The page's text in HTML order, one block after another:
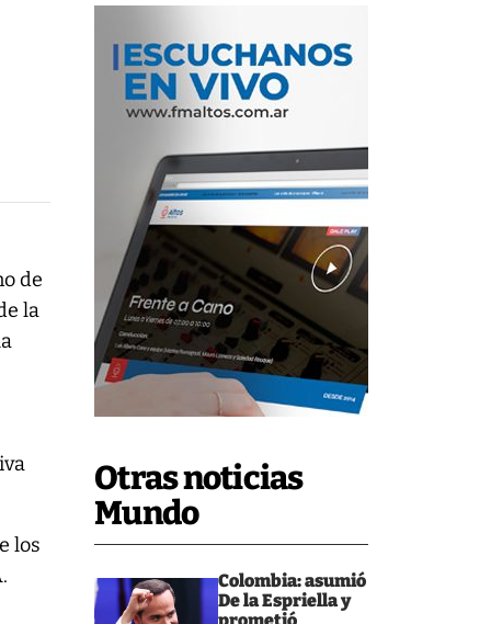
Otras noticias
Mundo
Colombia: asumió
De la Espriella y
de
la
los